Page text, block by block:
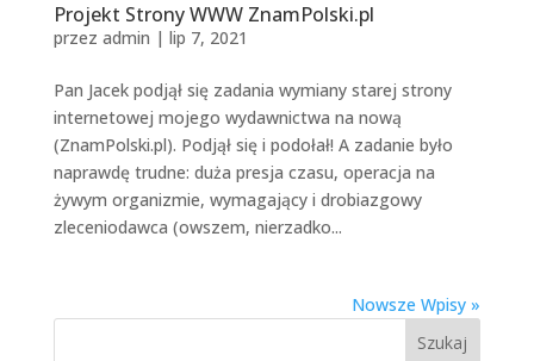
Projekt Strony WWW ZnamPolski.pl
przez admin | lip 7, 2021
Pan Jacek podjął się zadania wymiany starej strony
internetowej mojego wydawnictwa na nową
(ZnamPolski.pl). Podjął się i podołał! A zadanie było
naprawdę trudne: duża presja czasu, operacja na
żywym organizmie, wymagający i drobiazgowy
zleceniodawca (owszem, nierzadko...
Nowsze Wpisy »